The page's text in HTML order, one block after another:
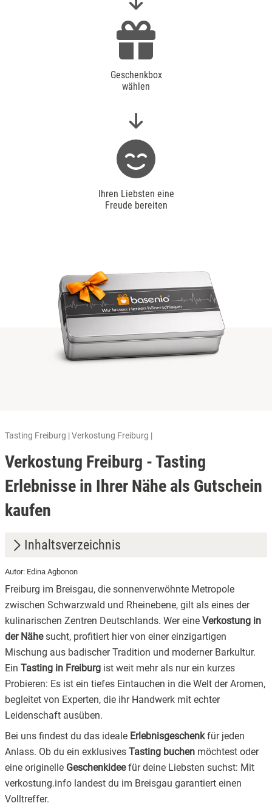
Geschenkbox
wählen
Ihren Liebsten eine
Freude bereiten
Tasting Freiburg | Verkostung Freiburg |
Verkostung Freiburg - Tasting
Erlebnisse in Ihrer Nähe als Gutschein
kaufen
Inhaltsverzeichnis
1. Was eine Verkostung in Freiburg besonders macht
2. Folgende Tastings in Freiburg stehen dir zur Verfügung:
3. Ein Geschenk, das Eindruck macht: die exklusive Box
4. Dein Genuss-Moment in Freiburg: Jetzt das nächste
Abenteuer starten!
Autor: Edina Agbonon
Freiburg im Breisgau, die sonnenverwöhnte Metropole
zwischen Schwarzwald und Rheinebene, gilt als eines der
kulinarischen Zentren Deutschlands. Wer eine Verkostung in
der Nähesucht, profitiert hier von einer einzigartigen
Mischung aus badischer Tradition und moderner Barkultur.
Ein Tasting in Freiburg ist weit mehr als nur ein kurzes
Probieren: Es ist ein tiefes Eintauchen in die Welt der Aromen,
begleitet von Experten, die ihr Handwerk mit echter
Leidenschaft ausüben.
Bei uns findest du das ideale Erlebnisgeschenkfür jeden
Anlass. Ob du ein exklusives Tasting buchen möchtest oder
eine originelle Geschenkideefür deine Liebsten suchst: Mit
verkostung.info landest du im Breisgau garantiert einen
Volltreffer.